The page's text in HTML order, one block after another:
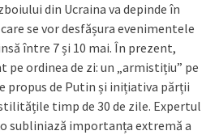
din Ucraina va depinde în
se vor desfășura evenimentele
între 7 și 10 mai. În prezent,
pe ordinea de zi: un „armistițiu” pe
propus de Putin și inițiativa părții
timp de 30 de zile. Expertul
subliniază importanța extremă a